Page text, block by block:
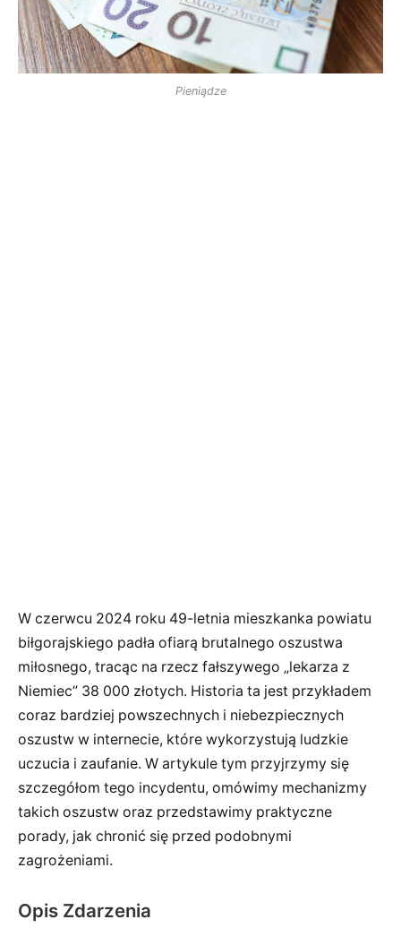
Pieniądze
W czerwcu 2024 roku 49-letnia mieszkanka powiatu
biłgorajskiego padła ofiarą brutalnego oszustwa
miłosnego, tracąc na rzecz fałszywego „lekarza z
Niemiec” 38 000 złotych. Historia ta jest przykładem
coraz bardziej powszechnych i niebezpiecznych
oszustw w internecie, które wykorzystują ludzkie
uczucia i zaufanie. W artykule tym przyjrzymy się
szczegółom tego incydentu, omówimy mechanizmy
takich oszustw oraz przedstawimy praktyczne
porady, jak chronić się przed podobnymi
zagrożeniami.
Opis Zdarzenia